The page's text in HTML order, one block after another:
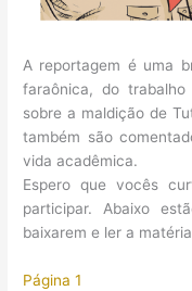
A reportagem é uma
faraônica, do
sobre a maldição de
também são
vida acadêmica.
Espero que vocês
participar. Abaixo
baixarem e ler a
Página 1